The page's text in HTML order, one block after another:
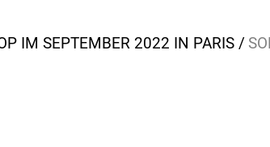
IM SEPTEMBER 2022 IN PARIS